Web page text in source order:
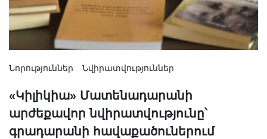
Նորություններ Նվիրատվություններ
«Կիլիկիա» Մատենադարանի
արժեքավոր նվիրատվությունը՝
գրադարանի հավաքածուներում